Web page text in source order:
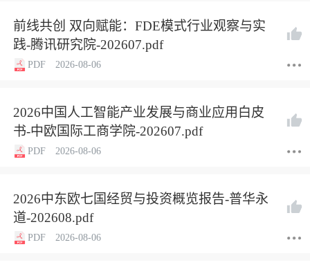
前线共创 双向赋能：FDE模式行业观察与实
践-腾讯研究院-202607.pdf
PDF 2026-08-06
2026中国人工智能产业发展与商业应用白皮
书-中欧国际工商学院-202607.pdf
PDF 2026-08-06
2026中东欧七国经贸与投资概览报告-普华永
道-202608.pdf
PDF 2026-08-06